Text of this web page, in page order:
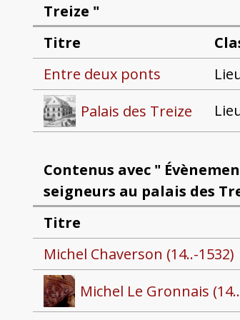
Treize "
Titre
Entre deux ponts
Palais des Treize
Contenus avec "
seigneurs au palais des
Titre
Michel Chaverson (14..-1532)
Michel Le Gronnais